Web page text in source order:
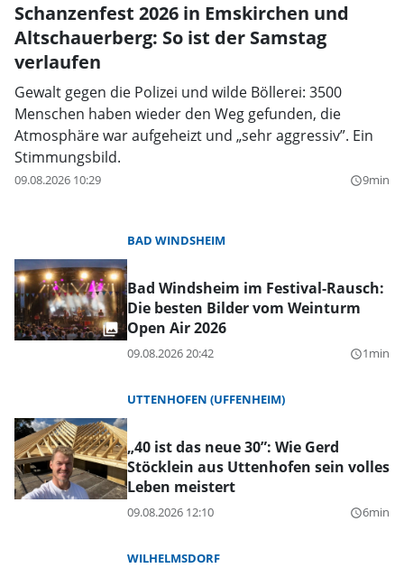
Schanzenfest 2026 in Emskirchen und
Altschauerberg: So ist der Samstag
verlaufen
Gewalt gegen die Polizei und wilde Böllerei: 3500
Menschen haben wieder den Weg gefunden, die
Atmosphäre war aufgeheizt und „sehr aggressiv”. Ein
Stimmungsbild.
09.08.2026 10:29 query_builder9min
BAD WINDSHEIM
Bad Windsheim im Festival-Rausch:
Die besten Bilder vom Weinturm
Open Air 2026
09.08.2026 20:42 query_builder1min
UTTENHOFEN (UFFENHEIM)
„40 ist das neue 30”: Wie Gerd
Stöcklein aus Uttenhofen sein volles
Leben meistert
09.08.2026 12:10 query_builder6min
WILHELMSDORF